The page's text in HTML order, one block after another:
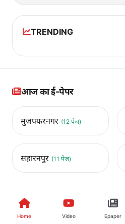
TRENDING
आज का ई-पेपर
मुजफ्फरनगर (12 पेज)
सहारनपुर (11 पेज)
Home Video Epaper